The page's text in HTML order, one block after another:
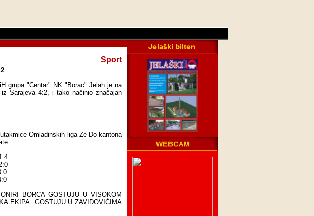
Sport
grupa "Centar" NK "Borac" Jelah je na
Sarajeva 4:2, i tako načinio značajan
Omladinskih liga Ze-Do kantona
BORCA GOSTUJU U VISOKOM
EKIPA GOSTUJU U ZAVIDOVIĆIMA